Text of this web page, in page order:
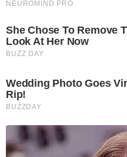
NEUROMIND PRO
She Chose To Remove
Look At Her Now
BUZZ DAY
Wedding Photo Goes
Rip!
BUZZDAY